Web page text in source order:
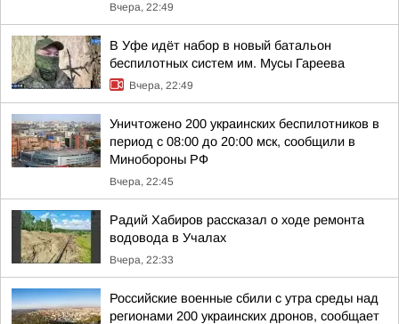
Вчера, 22:49
В Уфе идёт набор в новый батальон
беспилотных систем им. Мусы Гареева
Вчера, 22:49
Уничтожено 200 украинских беспилотников в
период с 08:00 до 20:00 мск, сообщили в
Минобороны РФ
Вчера, 22:45
Радий Хабиров рассказал о ходе ремонта
водовода в Учалах
Вчера, 22:33
Российские военные сбили с утра среды над
регионами 200 украинских дронов, сообщает